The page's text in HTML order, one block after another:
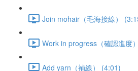
Join mohair（毛海接線）
Work in progress（確認進度
Add yarn（補線） (4:01)